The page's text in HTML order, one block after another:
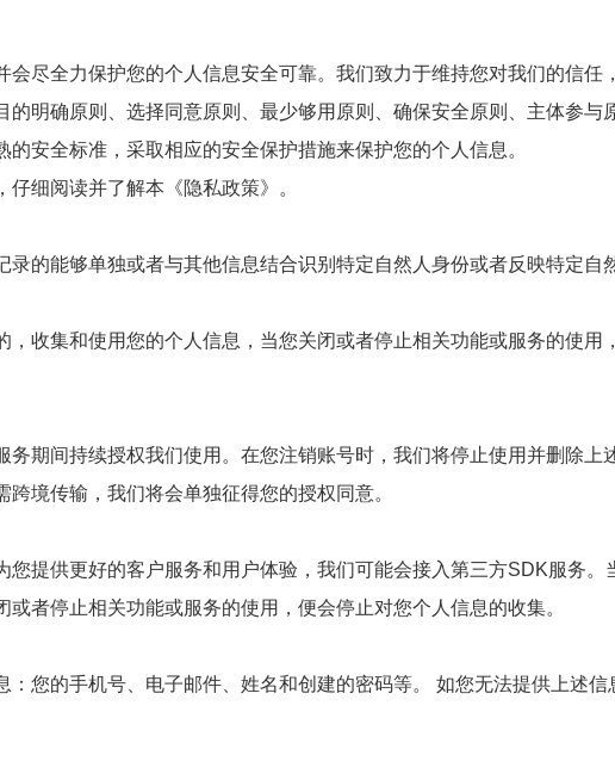
会尽全力保护您的个人信息安全可靠。我们致力于维持您对我们的信任
的明确原则、选择同意原则、最少够用原则、确保安全原则、主体参与
安全标准，采取相应的安全保护措施来保护您的个人信息。
细阅读并了解本《隐私政策》。
录的能够单独或者与其他信息结合识别特定自然人身份或者反映特定自
，收集和使用您的个人信息，当您关闭或者停止相关功能或服务的使用
务期间持续授权我们使用。在您注销账号时，我们将停止使用并删除上
境传输，我们将会单独征得您的授权同意。
您提供更好的客户服务和用户体验，我们可能会接入第三方SDK服务。
者停止相关功能或服务的使用，便会停止对您个人信息的收集。
：您的手机号、电子邮件、姓名和创建的密码等。 如您无法提供上述信